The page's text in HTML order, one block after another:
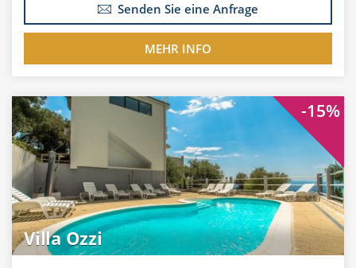
Senden Sie eine Anfrage
MEHR INFO
-15%
Villa Ozzi